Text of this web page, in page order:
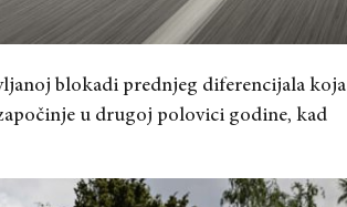
blokadi prednjeg diferencijala koja
u drugoj polovici godine, kad